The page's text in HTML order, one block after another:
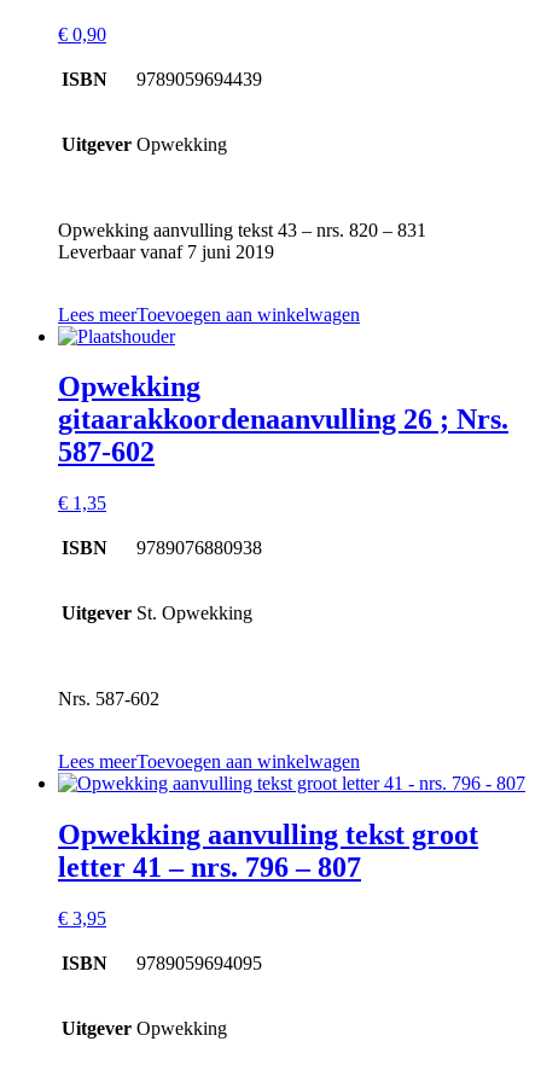
€ 0,90
ISBN 9789059694439
Uitgever Opwekking
Opwekking aanvulling tekst 43 – nrs. 820 – 831
Leverbaar vanaf 7 juni 2019
Lees meerToevoegen aan winkelwagen
Opwekking
gitaarakkoordenaanvulling 26 ; Nrs.
587-602
€ 1,35
ISBN 9789076880938
Uitgever St. Opwekking
Nrs. 587-602
Lees meerToevoegen aan winkelwagen
Opwekking aanvulling tekst groot
letter 41 – nrs. 796 – 807
€ 3,95
ISBN 9789059694095
Uitgever Opwekking